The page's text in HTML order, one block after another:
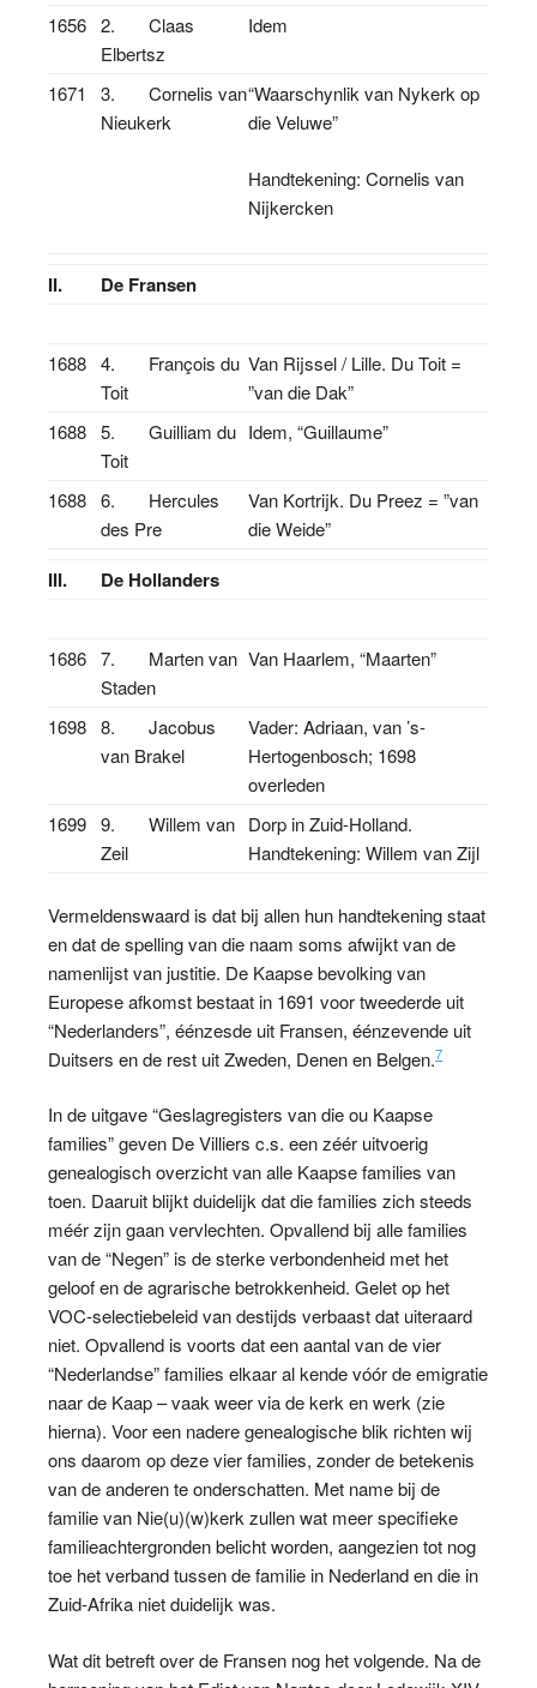
1656 2. Claas
Elbertsz
Idem
1671
3. Cornelis van
Nieukerk
“Waarschynlik van Nykerk op
die Veluwe”
Handtekening: Cornelis van
Nijkercken
II. De Fransen
1688 4. François du
Toit
Van Rijssel / Lille. Du Toit =
”van die Dak”
1688 5. Guilliam du
Toit
Idem, “Guillaume”
1688 6. Hercules
des Pre
Van Kortrijk. Du Preez = ”van
die Weide”
III. De Hollanders
1686 7. Marten van
Staden
Van Haarlem, “Maarten”
1698 8. Jacobus
van Brakel
Vader: Adriaan, van ’s-
Hertogenbosch; 1698
overleden
1699 9. Willem van
Zeil
Dorp in Zuid-Holland.
Handtekening: Willem van Zijl
Vermeldenswaard is dat bij allen hun handtekening staat
en dat de spelling van die naam soms afwijkt van de
namenlijst van justitie. De Kaapse bevolking van
Europese afkomst bestaat in 1691 voor tweederde uit
“Nederlanders”, éénzesde uit Fransen, éénzevende uit
Duitsers en de rest uit Zweden, Denen en Belgen.7
In de uitgave “Geslagregisters van die ou Kaapse
families” geven De Villiers c.s. een zéér uitvoerig
genealogisch overzicht van alle Kaapse families van
toen. Daaruit blijkt duidelijk dat die families zich steeds
méér zijn gaan vervlechten. Opvallend bij alle families
van de “Negen” is de sterke verbondenheid met het
geloof en de agrarische betrokkenheid. Gelet op het
VOC-selectiebeleid van destijds verbaast dat uiteraard
niet. Opvallend is voorts dat een aantal van de vier
“Nederlandse” families elkaar al kende vóór de emigratie
naar de Kaap – vaak weer via de kerk en werk (zie
hierna). Voor een nadere genealogische blik richten wij
ons daarom op deze vier families, zonder de betekenis
van de anderen te onderschatten. Met name bij de
familie van Nie(u)(w)kerk zullen wat meer specifieke
familieachtergronden belicht worden, aangezien tot nog
toe het verband tussen de familie in Nederland en die in
Zuid-Afrika niet duidelijk was.
Wat dit betreft over de Fransen nog het volgende. Na de